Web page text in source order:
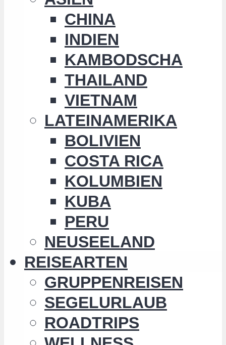
CHINA
INDIEN
KAMBODSCHA
THAILAND
VIETNAM
LATEINAMERIKA
BOLIVIEN
COSTA RICA
KOLUMBIEN
KUBA
PERU
NEUSEELAND
REISEARTEN
GRUPPENREISEN
SEGELURLAUB
ROADTRIPS